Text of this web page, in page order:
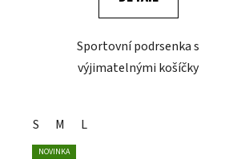
Sportovní podrsenka s
výjimatelnými košíčky
S M L
NOVINKA